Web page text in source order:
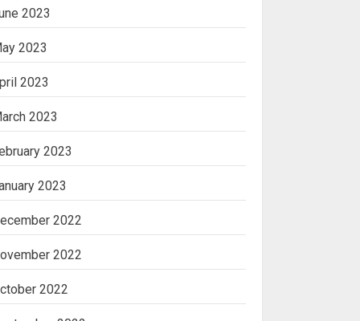
2023
2023
2023
2023
2023
2023
2022
2022
2022